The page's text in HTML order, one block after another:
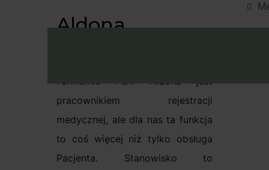
Aldona
Formalnie Pani Aldona jest
pracownikiem rejestracji
medycznej, ale dla nas ta funkcja
to coś więcej niż tylko obsługa
Pacjenta. Stanowisko to